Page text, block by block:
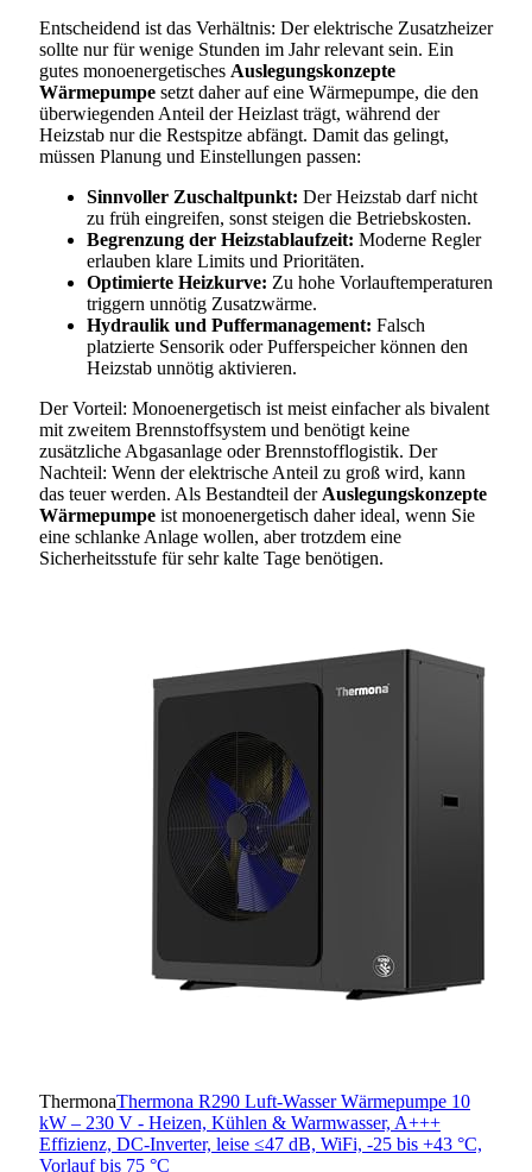
Entscheidend ist das Verhältnis: Der elektrische Zusatzheizer
sollte nur für wenige Stunden im Jahr relevant sein. Ein
gutes monoenergetisches Auslegungskonzepte
Wärmepumpe setzt daher auf eine Wärmepumpe, die den
überwiegenden Anteil der Heizlast trägt, während der
Heizstab nur die Restspitze abfängt. Damit das gelingt,
müssen Planung und Einstellungen passen:
Sinnvoller Zuschaltpunkt: Der Heizstab darf nicht
zu früh eingreifen, sonst steigen die Betriebskosten.
Begrenzung der Heizstablaufzeit: Moderne Regler
erlauben klare Limits und Prioritäten.
Optimierte Heizkurve: Zu hohe Vorlauftemperaturen
triggern unnötig Zusatzwärme.
Hydraulik und Puffermanagement: Falsch
platzierte Sensorik oder Pufferspeicher können den
Heizstab unnötig aktivieren.
Der Vorteil: Monoenergetisch ist meist einfacher als bivalent
mit zweitem Brennstoffsystem und benötigt keine
zusätzliche Abgasanlage oder Brennstofflogistik. Der
Nachteil: Wenn der elektrische Anteil zu groß wird, kann
das teuer werden. Als Bestandteil der Auslegungskonzepte
Wärmepumpe ist monoenergetisch daher ideal, wenn Sie
eine schlanke Anlage wollen, aber trotzdem eine
Sicherheitsstufe für sehr kalte Tage benötigen.
ThermonaThermona R290 Luft-Wasser Wärmepumpe 10
kW – 230 V - Heizen, Kühlen & Warmwasser, A+++
Effizienz, DC-Inverter, leise ≤47 dB, WiFi, -25 bis +43 °C,
Vorlauf bis 75 °C